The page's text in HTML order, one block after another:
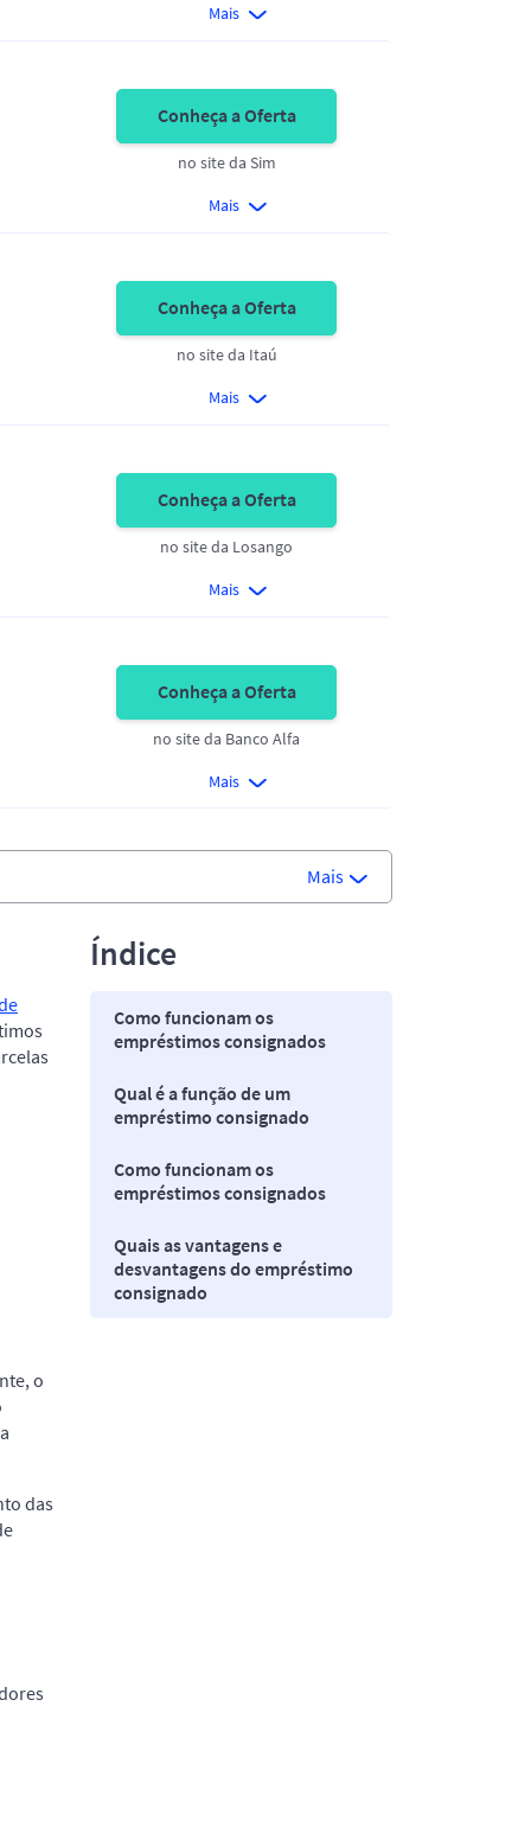
Mais
Conheça a Oferta
no site da Sim
Mais
Conheça a Oferta
no site da Itaú
Mais
Conheça a Oferta
no site da Losango
Mais
Conheça a Oferta
no site da Banco Alfa
Mais
Mais
Índice
Como funcionam os
empréstimos consignados
Qual é a função de um
empréstimo consignado
Como funcionam os
empréstimos consignados
Quais as vantagens e
desvantagens do empréstimo
consignado
o
das